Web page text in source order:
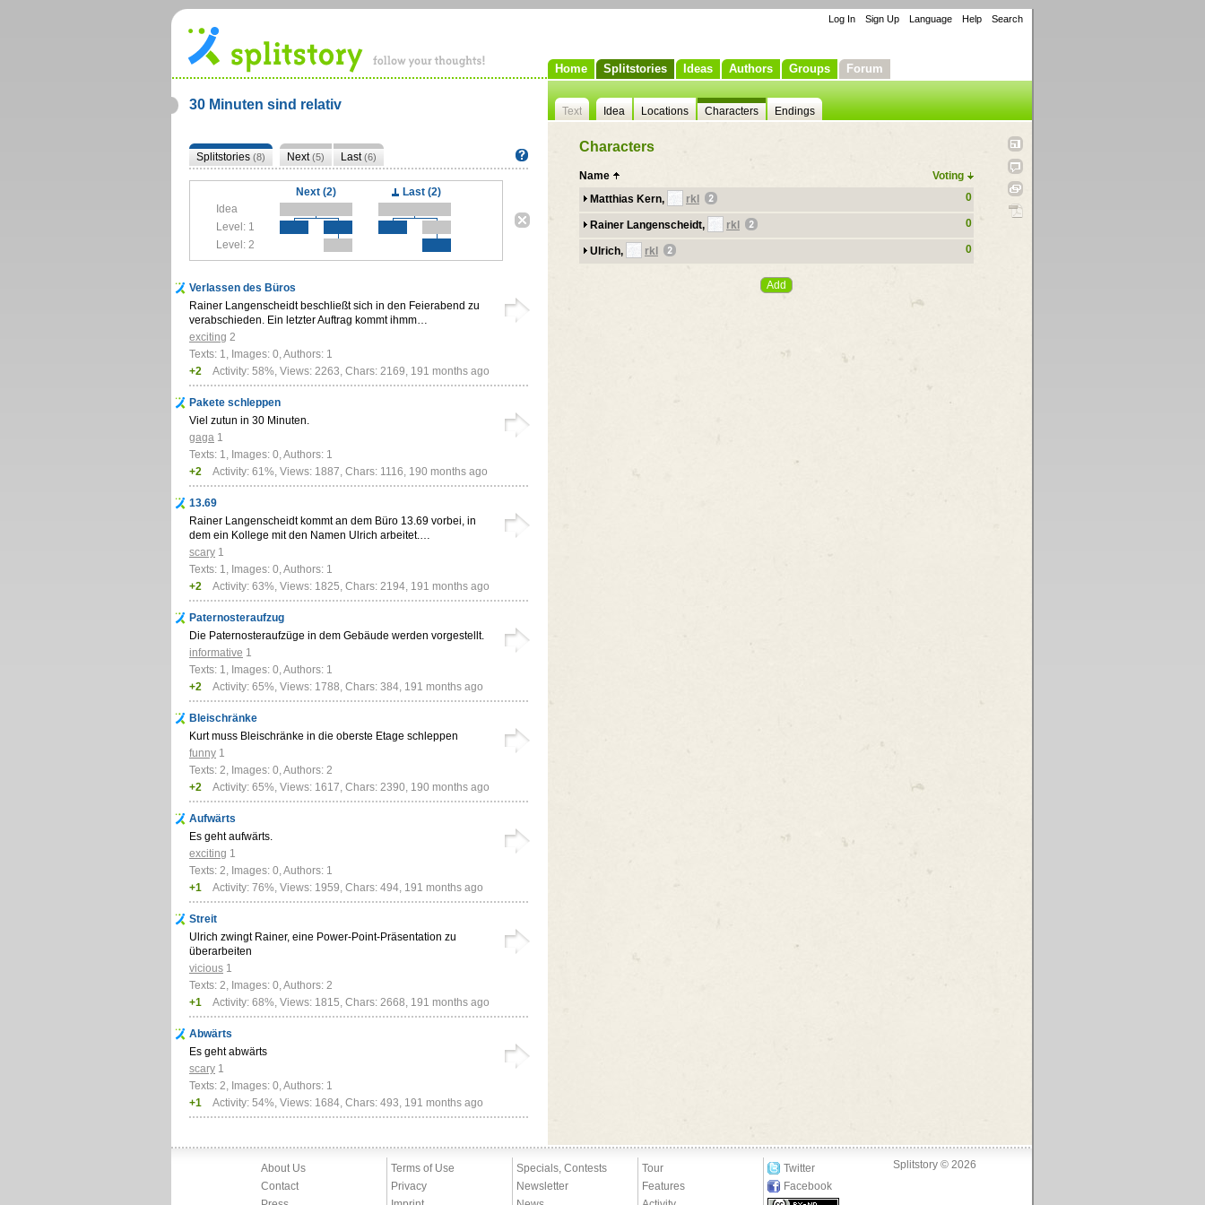
Home Splitstories Ideas Authors Groups Forum
Log In Sign Up Language Help Search
30 Minuten sind relativ Text Idea Locations Characters Endings
Characters
Name
Voting
Matthias Kern,
rkl 0
Rainer Langenscheidt, rkl 0
Ulrich, rkl 0
Splitstories (8) Next(5) Last(6)
Next (2)
Last (2)
Idea
Level: 1
Level: 2
Verlassen des Büros
Rainer Langenscheidt beschließt sich in den Feierabend zu
verabschieden. Ein letzter Auftrag kommt ihmm…
exciting 2
Texts: 1, Images: 0, Authors: 1
+2
Activity: 58%, Views: 2263, Chars: 2169, 191 months ago
Pakete schleppen
Viel zutun in 30 Minuten.
gaga 1
Texts: 1, Images: 0, Authors: 1
+2
Activity: 61%, Views: 1887, Chars: 1116, 190 months ago
13.69
Rainer Langenscheidt kommt an dem Büro 13.69 vorbei, in
dem ein Kollege mit den Namen Ulrich arbeitet.…
scary 1
Texts: 1, Images: 0, Authors: 1
+2
Activity: 63%, Views: 1825, Chars: 2194, 191 months ago
Paternosteraufzug
Die Paternosteraufzüge in dem Gebäude werden vorgestellt.
informative 1
Texts: 1, Images: 0, Authors: 1
+2
Activity: 65%, Views: 1788, Chars: 384, 191 months ago
Bleischränke
Kurt muss Bleischränke in die oberste Etage schleppen
funny 1
Texts: 2, Images: 0, Authors: 2
+2
Activity: 65%, Views: 1617, Chars: 2390, 190 months ago
Aufwärts
Es geht aufwärts.
exciting 1
Texts: 2, Images: 0, Authors: 1
+1
Activity: 76%, Views: 1959, Chars: 494, 191 months ago
Streit
Ulrich zwingt Rainer, eine Power-Point-Präsentation zu
überarbeiten
vicious 1
Texts: 2, Images: 0, Authors: 2
+1
Activity: 68%, Views: 1815, Chars: 2668, 191 months ago
Abwärts
Es geht abwärts
scary 1
Texts: 2, Images: 0, Authors: 1
+1
Activity: 54%, Views: 1684, Chars: 493, 191 months ago
About Us
Contact
Terms of Use
Privacy
Specials, Contests
Newsletter
Tour
Features
Twitter
Facebook
Splitstory © 2026